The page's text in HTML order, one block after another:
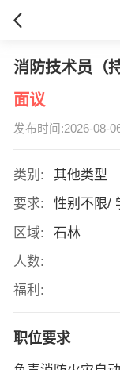
消防技术员（
面议
发布时间:2026-08-
类别:
其他类型
要求:
性别不限/
区域:
石林
人数:
福利:
职位要求